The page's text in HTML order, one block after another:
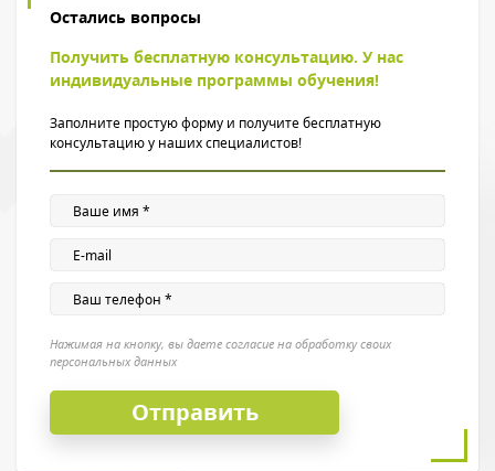
Остались вопросы
Получить бесплатную консультацию. У нас
индивидуальные программы обучения!
Заполните простую форму и получите бесплатную
консультацию у наших специалистов!
Нажимая на кнопку, вы даете согласие на обработку своих
персональных данных